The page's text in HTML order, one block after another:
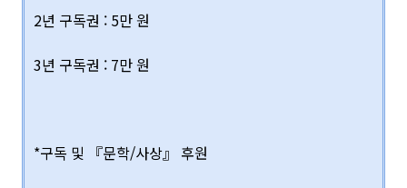
2년 구독권 : 5만 원
3년 구독권 : 7만 원
*구독 및 『문학/사상』 후원